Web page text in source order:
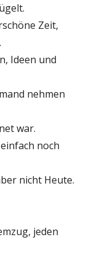
Zeit,
Ideen und
nehmen
war.
noch
nicht Heute.
jeden